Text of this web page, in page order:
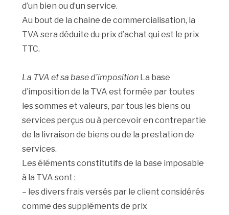
d’un bien ou d’un service.
Au bout de la chaine de commercialisation, la
TVA sera déduite du prix d’achat qui est le prix
TTC.
La TVA et sa base d’imposition La base
d’imposition de la TVA est formée par toutes
les sommes et valeurs, par tous les biens ou
services perçus ou à percevoir en contrepartie
de la livraison de biens ou de la prestation de
services.
Les éléments constitutifs de la base imposable
à la TVA sont :
– les divers frais versés par le client considérés
comme des suppléments de prix